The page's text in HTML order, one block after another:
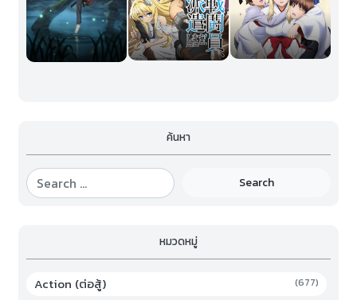
ค้นหา
Search
หมวดหมู่
Action (ต่อสู้) (677)